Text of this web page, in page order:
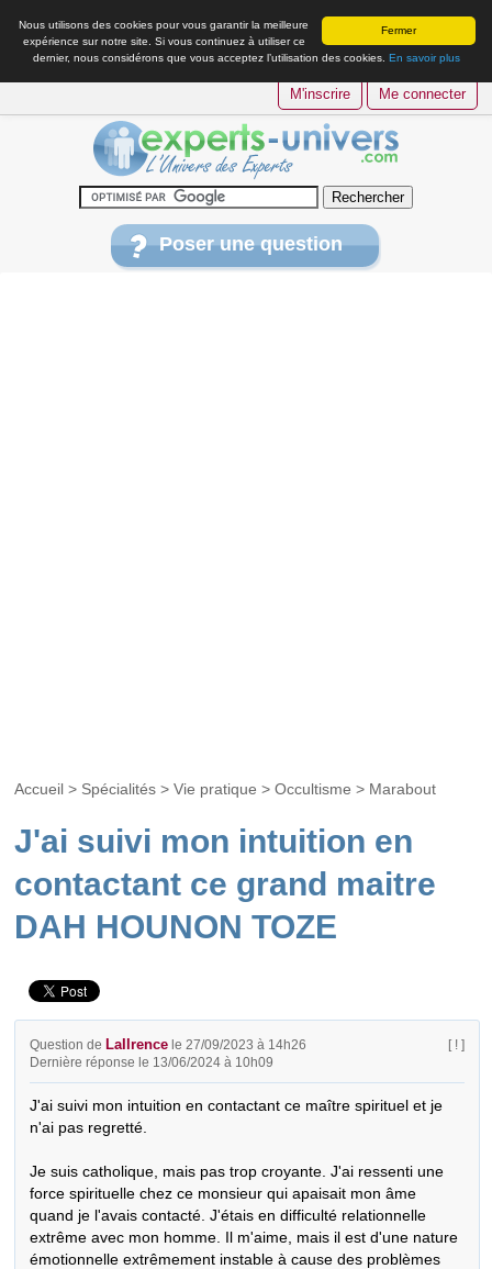
Fermer
Nous utilisons des cookies pour vous garantir la meilleure
expérience sur notre site. Si vous continuez à utiliser ce
dernier, nous considérons que vous acceptez l’utilisation des cookies. En savoir plus
M'inscrire Me connecter
Poser une question
Accueil > Spécialités >Vie pratique >Occultisme > Marabout
J'ai suivi mon intuition en
contactant ce grand maitre
DAH HOUNON TOZE
Question de LaIIrence le 27/09/2023 à 14h26
Dernière réponse le 13/06/2024 à 10h09
[ ! ]
J'ai suivi mon intuition en contactant ce maître spirituel et je
n'ai pas regretté.
Je suis catholique, mais pas trop croyante. J'ai ressenti une
force spirituelle chez ce monsieur qui apaisait mon âme
quand je l'avais contacté. J'étais en difficulté relationnelle
extrême avec mon homme. Il m'aime, mais il est d'une nature
émotionnelle extrêmement instable à cause des problèmes